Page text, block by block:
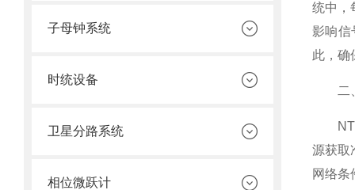
子母钟系统
时统设备
卫星分路系统
相位微跃计
统中，
影响信
此，确
二
NTP
源获取
网络条